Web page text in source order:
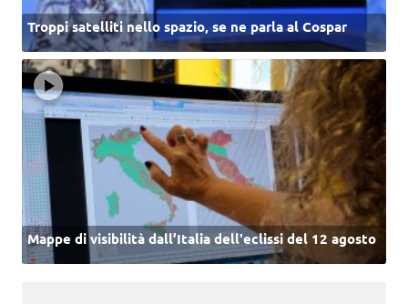
Troppi satelliti nello spazio, se ne parla al Cospar
Mappe di visibilità dall’Italia dell'eclissi del 12 agosto